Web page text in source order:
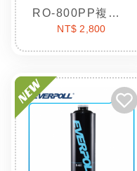
RO-800PP複合式濾芯
NT$ 2,800